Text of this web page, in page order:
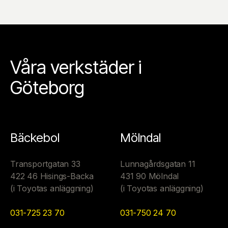
Våra verkstäder i
Göteborg
Bäckebol
Transportgatan 33
422 46 Hisings-Backa
(i Toyotas anläggning)
031-725 23 70
Mölndal
Lunnagårdsgatan 11
431 90 Mölndal
(i Toyotas anläggning)
031-750 24 70